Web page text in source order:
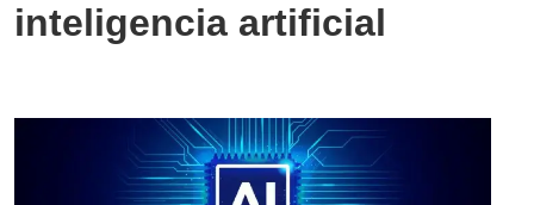
inteligencia artificial